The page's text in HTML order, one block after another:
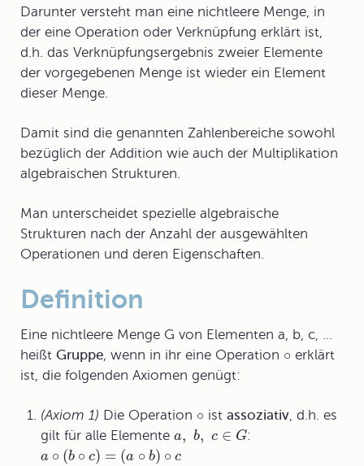
Darunter versteht man eine nichtleere Menge, in
der eine Operation oder Verknüpfung erklärt ist,
d.h. das Verknüpfungsergebnis zweier Elemente
der vorgegebenen Menge ist wieder ein Element
dieser Menge.
Damit sind die genannten Zahlenbereiche sowohl
bezüglich der Addition wie auch der Multiplikation
algebraischen Strukturen.
Man unterscheidet spezielle algebraische
Strukturen nach der Anzahl der ausgewählten
Operationen und deren Eigenschaften.
Definition
Eine nichtleere Menge G von Elementen a, b, c, ...
heißt Gruppe, wenn in ihr eine Operation ∘ erklärt
ist, die folgenden Axiomen genügt:
(Axiom 1) Die Operation ∘ istassoziativ, d.h. es
gilt für alle Elemente a, b, c ∈ G:
a ∘ (b ∘ c) = (a ∘ b) ∘ c